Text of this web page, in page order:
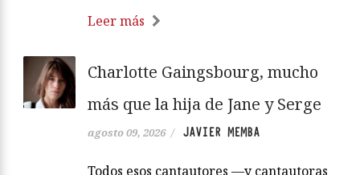
Leer más
Charlotte Gaingsbourg, mucho
más que la hija de Jane y Serge
agosto 09, 2026 / JAVIER MEMBA
Todos esos cantautores —y cantautoras